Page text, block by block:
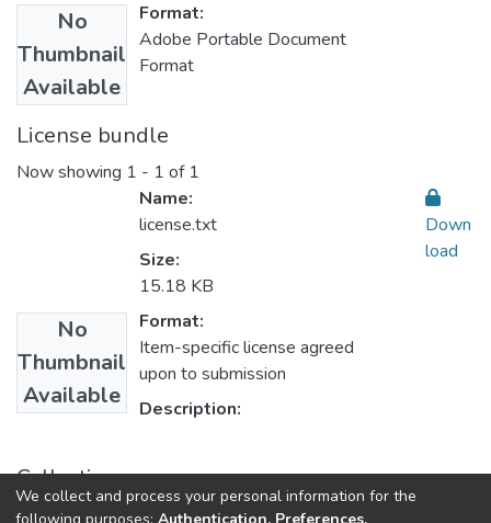
No
Thumbnail
Available
Format:
Adobe Portable Document
Format
License bundle
Now showing 1 - 1 of 1
No
Thumbnail
Available
Name:
license.txt
Size:
15.18 KB
Format:
Item-specific license agreed
upon to submission
Description:
Down
load
Collections
1.1.1. Informes Finales de Proyectos de Investigación
We collect and process your personal information for the